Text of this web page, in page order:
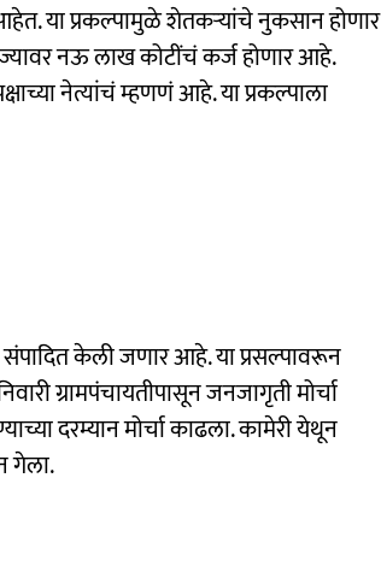
या प्रकल्पामुळे शेतकऱ्यांचे नुकसान होणार
नऊ लाख कोटींचं कर्ज होणार आहे.
नेत्यांचं म्हणणं आहे. या प्रकल्पाला
संपादित केली जणार आहे. या प्रसल्पावरून
ग्रामपंचायतीपासून जनजागृती मोर्चा
दरम्यान मोर्चा काढला. कामेरी येथून
गेला.